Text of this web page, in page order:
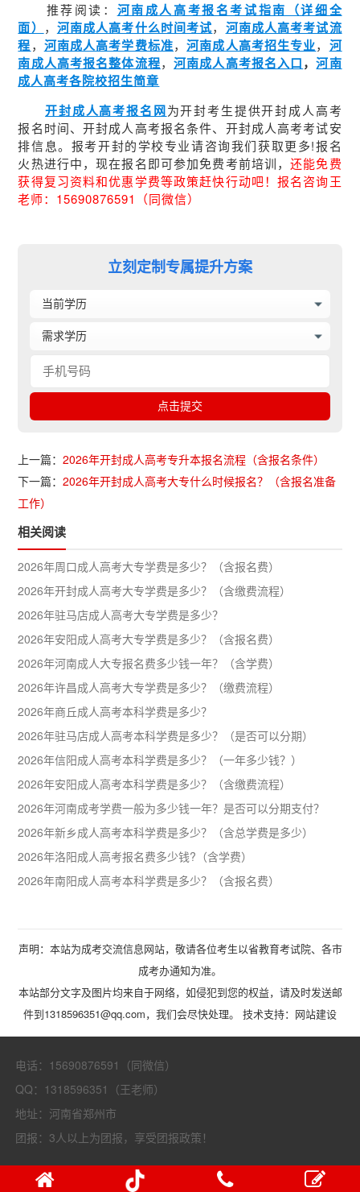
推荐阅读： 河南成人高考报名考试指南（详细全
面） ， 河南成人高考什么时间考试， 河南成人高考考试流
程， 河南成人高考学费标准，河南成人高考招生专业， 河
南成人高考报名整体流程，河南成人高考报名入口，河南
成人高考各院校招生简章
开封成人高考报名网为开封考生提供开封成人高考
报名时间、开封成人高考报名条件、开封成人高考考试安
排信息。报考开封的学校专业请咨询我们获取更多!报名
火热进行中，现在报名即可参加免费考前培训，还能免费
获得复习资料和优惠学费等政策赶快行动吧！报名咨询王
老师：15690876591（同微信）
立刻定制专属提升方案
上一篇：2026年开封成人高考专升本报名流程（含报名条件）
下一篇：2026年开封成人高考大专什么时候报名？（含报名准备
工作）
相关阅读
2026年周口成人高考大专学费是多少？（含报名费）
2026年开封成人高考大专学费是多少？（含缴费流程）
2026年驻马店成人高考大专学费是多少？
2026年安阳成人高考大专学费是多少？（含报名费）
2026年河南成人大专报名费多少钱一年？（含学费）
2026年许昌成人高考大专学费是多少？（缴费流程）
2026年商丘成人高考本科学费是多少？
2026年驻马店成人高考本科学费是多少？（是否可以分期）
2026年信阳成人高考本科学费是多少？（一年多少钱？）
2026年安阳成人高考本科学费是多少？（含缴费流程）
2026年河南成考学费一般为多少钱一年？是否可以分期支付？
2026年新乡成人高考本科学费是多少？（含总学费是多少）
2026年洛阳成人高考报名费多少钱?（含学费）
2026年南阳成人高考本科学费是多少？（含报名费）
声明：本站为成考交流信息网站，敬请各位考生以省教育考试院、各市
成考办通知为准。
本站部分文字及图片均来自于网络，如侵犯到您的权益，请及时发送邮
件到1318596351@qq.com，我们会尽快处理。 技术支持： 网站建设
电话：15690876591（同微信）
QQ：1318596351（王老师）
地址：河南省郑州市
团报：3人以上为团报，享受团报政策！